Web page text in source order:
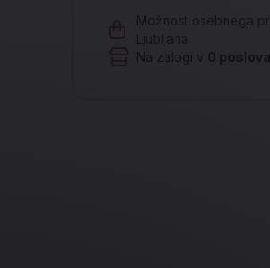
Možnost osebnega
Ljubljana
Na zalogi v 0